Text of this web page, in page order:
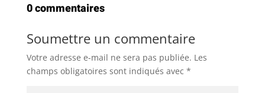
0 commentaires
Soumettre un commentaire
Votre adresse e-mail ne sera pas publiée. Les
champs obligatoires sont indiqués avec *